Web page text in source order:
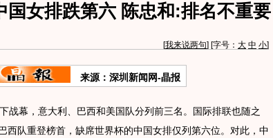
国女排跌第六 陈忠和:排名不重要
[我来说两句] [字号： 大 中 小]
来源：深圳新闻网-晶报
幕，意大利、巴西和美国队分列前三名。国际排联也随之
西队重登榜首，缺席世界杯的中国女排仅列第六位。对此，中